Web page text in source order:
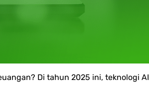
Di tahun 2025 ini, teknologi AI